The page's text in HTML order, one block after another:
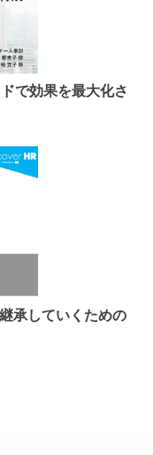
で効果を最大化さ
承していくための